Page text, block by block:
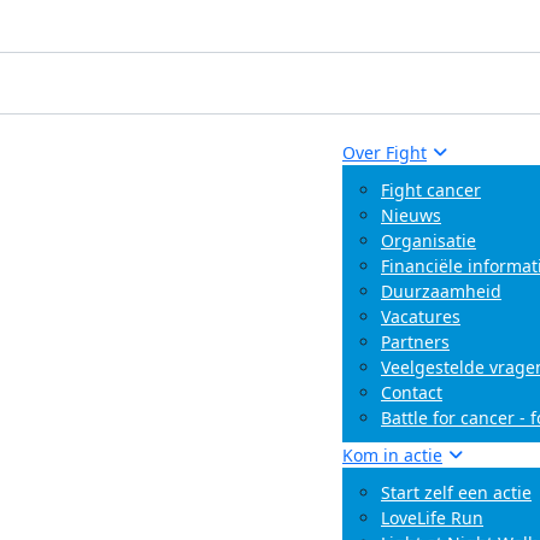
Over Fight
Fight cancer
Nieuws
Organisatie
Financiële
Duurzaamheid
Vacatures
Partners
Veelgestelde
Contact
Battle for cancer -
Kom in actie
Start zelf een actie
LoveLife Run